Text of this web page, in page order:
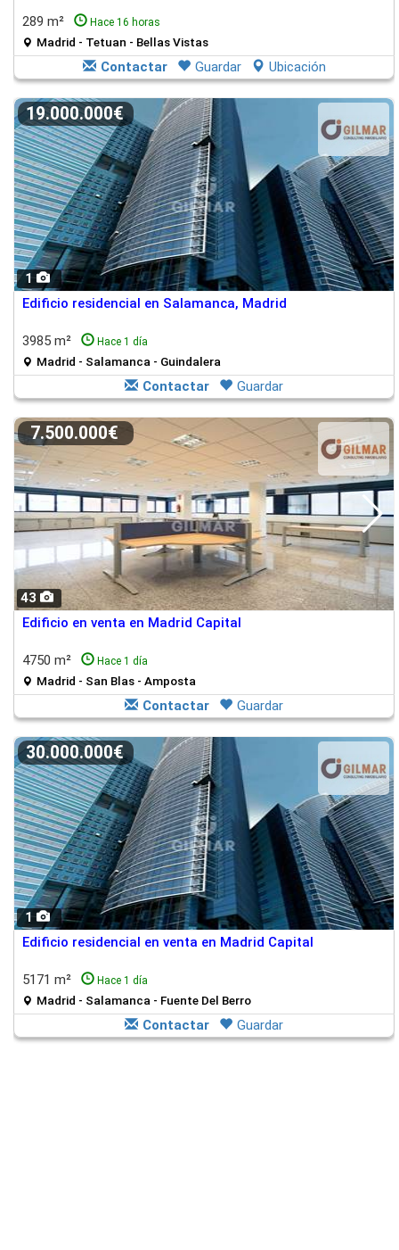
289 m² Hace 16 horas
Madrid - Tetuan - Bellas Vistas
Contactar Guardar Ubicación
1
19.000.000€
Edificio residencial en Salamanca, Madrid
3985 m² Hace 1 día
Madrid - Salamanca - Guindalera
Contactar Guardar
43
7.500.000€
Edificio en venta en Madrid Capital
4750 m² Hace 1 día
Madrid - San Blas - Amposta
Contactar Guardar
1
30.000.000€
Edificio residencial en venta en Madrid Capital
5171 m² Hace 1 día
Madrid - Salamanca - Fuente Del Berro
Contactar Guardar